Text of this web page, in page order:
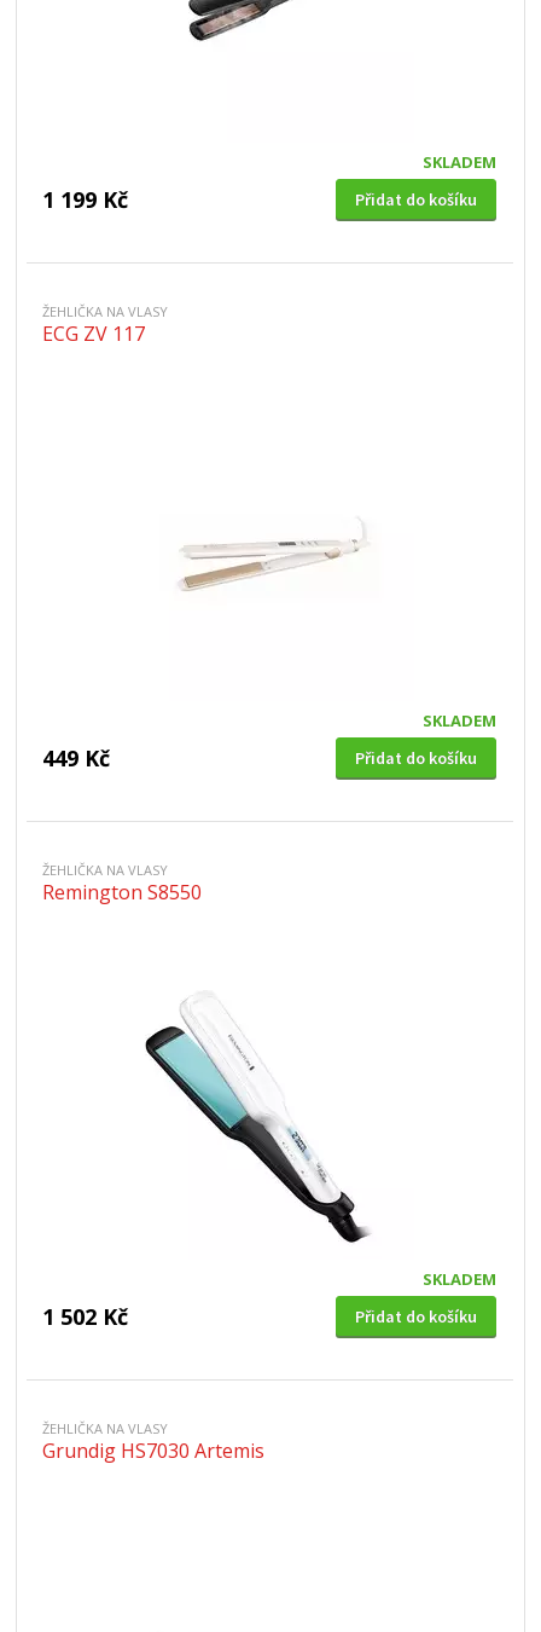
SKLADEM
1 199 Kč Přidat do košíku
ŽEHLIČKA NA VLASY
ECG ZV 117
SKLADEM
449 Kč Přidat do košíku
ŽEHLIČKA NA VLASY
Remington S8550
SKLADEM
1 502 Kč Přidat do košíku
ŽEHLIČKA NA VLASY
Grundig HS7030 Artemis